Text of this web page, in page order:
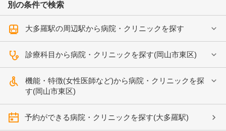
別の条件で検索
大多羅駅の周辺駅から病院・クリニックを探す
診療科目から病院・クリニックを探す(岡山市東区)
機能・特徴(女性医師など)から病院・クリニックを探
す(岡山市東区)
予約ができる病院・クリニックを探す(大多羅駅)